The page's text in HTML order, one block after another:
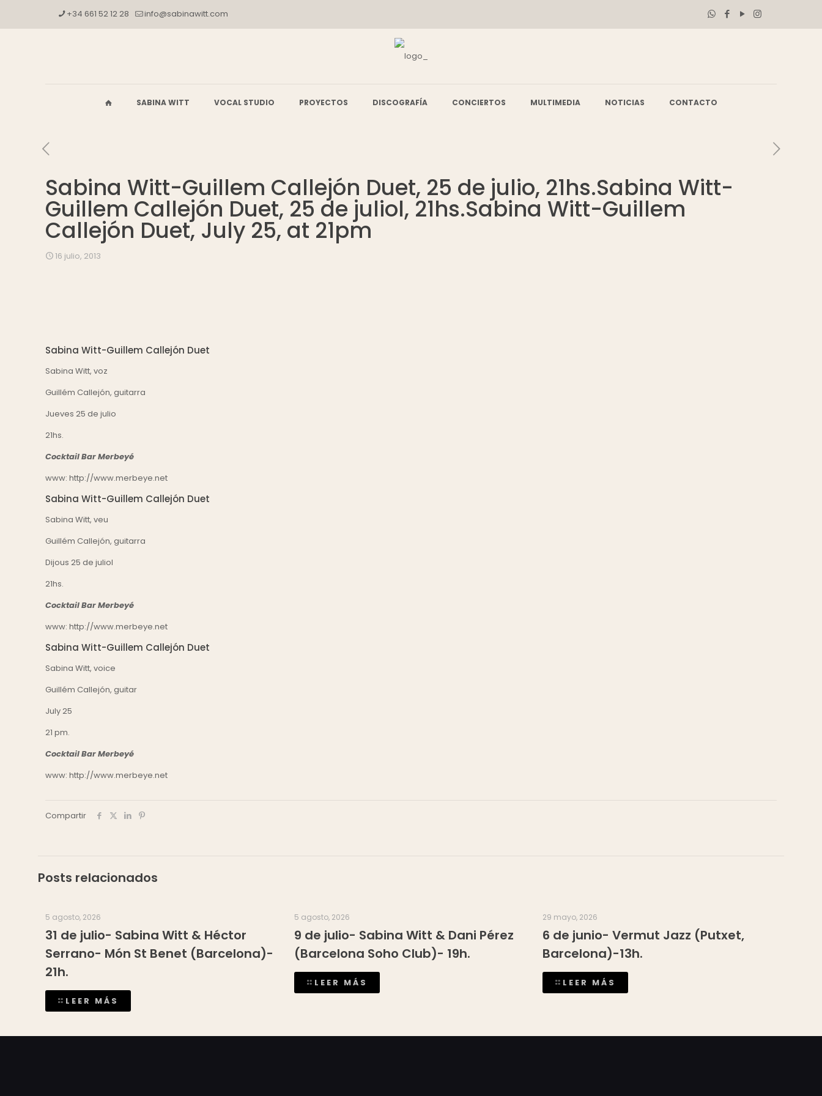
+34 661 52 12 28 info@sabinawitt.com
SABINA WITT VOCAL STUDIO PROYECTOS DISCOGRAFÍA CONCIERTOS MULTIMEDIA NOTICIAS CONTACTO
Sabina Witt-Guillem Callejón Duet, 25 de julio, 21hs.Sabina Witt-
Guillem Callejón Duet, 25 de juliol, 21hs.Sabina Witt-Guillem
Callejón Duet, July 25, at 21pm
16 julio, 2013
Sabina Witt-Guillem Callejón Duet
Sabina Witt, voz
Guillém Callejón, guitarra
Jueves 25 de julio
21hs.
Cocktail Bar Merbeyé
www:http://www.merbeye.net
Sabina Witt-Guillem Callejón Duet
Sabina Witt, veu
Guillém Callejón, guitarra
Dijous 25 de juliol
21hs.
Cocktail Bar Merbeyé
www:http://www.merbeye.net
Sabina Witt-Guillem Callejón Duet
Sabina Witt, voice
Guillém Callejón, guitar
July 25
21 pm.
Cocktail Bar Merbeyé
www:http://www.merbeye.net
Compartir
Posts relacionados
5 agosto, 2026
31 de julio- Sabina Witt & Héctor
Serrano- Món St Benet (Barcelona)-
21h.
LEER MÁS
5 agosto, 2026
9 de julio- Sabina Witt & Dani Pérez
(Barcelona Soho Club)- 19h.
LEER MÁS
29 mayo, 2026
6 de junio- Vermut Jazz (Putxet,
Barcelona)-13h.
LEER MÁS